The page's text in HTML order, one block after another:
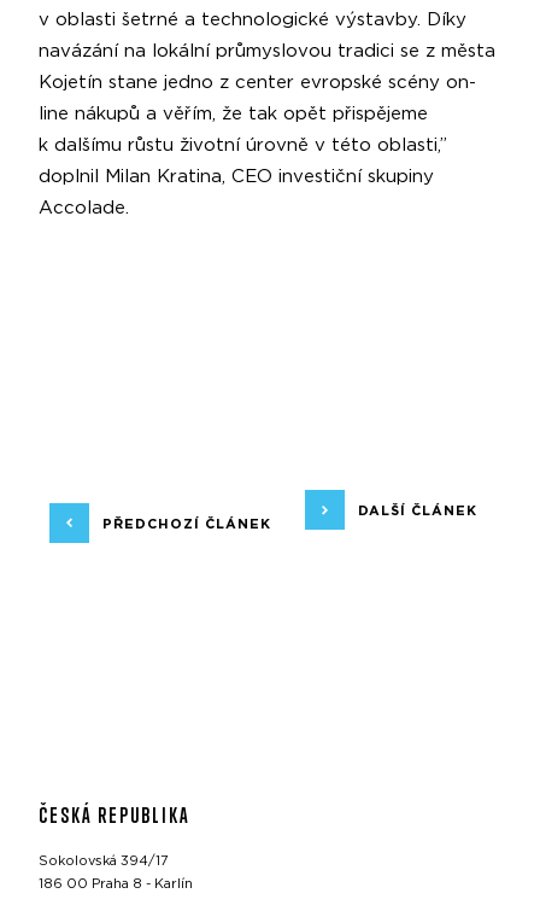
v oblasti šetrné a technologické výstavby. Díky
navázání na lokální průmyslovou tradici se z města
Kojetín stane jedno z center evropské scény on-
line nákupů a věřím, že tak opět přispějeme
k dalšímu růstu životní úrovně v této oblasti,”
doplnil Milan Kratina, CEO investiční skupiny
Accolade.
PŘEDCHOZÍ ČLÁNEK
DALŠÍ ČLÁNEK
ČESKÁ REPUBLIKA
Sokolovská 394/17
186 00 Praha 8 - Karlín